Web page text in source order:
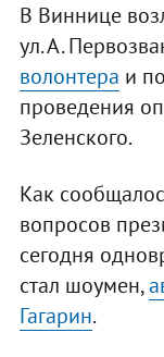
В Виннице
ул. А.
волонтера и
проведения
Зеленского.
Как
вопросов
сегодня
стал шоумен,
Гагарин.